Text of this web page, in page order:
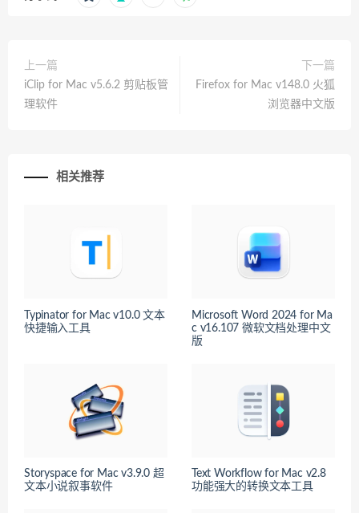
上一篇
iClip for Mac v5.6.2 剪贴板管
理软件
下一篇
Firefox for Mac v148.0 火狐
浏览器中文版
相关推荐
Typinator for Mac v10.0 文本
快捷输入工具
Microsoft Word 2024 for Ma
c v16.107 微软文档处理中文
版
Storyspace for Mac v3.9.0 超
文本小说叙事软件
Text Workflow for Mac v2.8
功能强大的转换文本工具